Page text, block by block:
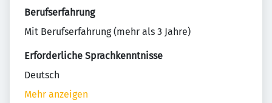
Berufserfahrung
Mit Berufserfahrung (mehr als 3 Jahre)
Erforderliche Sprachkenntnisse
Deutsch
Mehr anzeigen